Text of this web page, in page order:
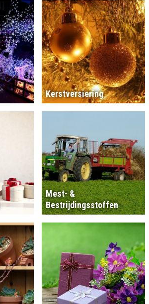
Kerstversiering
Mest- &
Bestrijdingsstoffen